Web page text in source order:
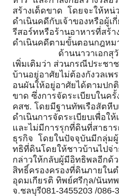
สร้างเด็ดขาด โดยจะให้หน่
ดำเนินคดีกับเจ้าของหรือผู้เ
รีสอร์ทหรือร้านอาหารที่สร้า
ดำเนินคดีตามขั้นตอนกฎหม
ด้านนาวาเอกสุวัจ
เพิ่มเติมว่า ส่วนกรณีประชา
บ้านอยู่อาศัยไม่ต้องกังวลเพ
อนผันให้อยู่อาศัยได้ตามปก
ขาด ซึ่งการจัดระเบียบในครั้
คสช. โดยมีฐานทัพเรือสัตหีบ
ดำเนินการจัดระเบียบเพื่อใ
และไม่มีการรุกที่ดินที่สาธา
ธุรกิจ โดยในปัจจุบันมีกลุ่ม
ทธิที่ดินโดยให้ชาวบ้านไปจ่า
กล่าวให้กลับผู้มีอิทธิพลอีกด้
สิทธิ์ครองครองที่ดินภายใน
อุดมเกียรติ ทิพย์ศรีกุล/นัน
จ.ชลบุรี081-3455203 /086-